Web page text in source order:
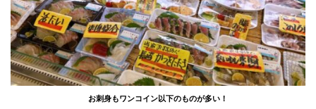
お刺身もワンコイン以下のものが多い！